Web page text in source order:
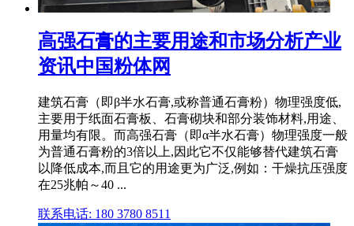
高强石膏的主要用途和市场分析产业
资讯中国粉体网
建筑石膏（即β半水石膏,或称普通石膏粉）物理强度低,
主要用于纸面石膏板、石膏砌块和部分装饰材料,用途、
用量均有限。而高强石膏（即α半水石膏）物理强度一般
为普通石膏粉的3倍以上,因此它不仅能够替代建筑石膏
以降低成本,而且它的用途更为广泛,例如：干燥抗压强度
在25兆帕～40 ...
联系电话: 180 3780 8511